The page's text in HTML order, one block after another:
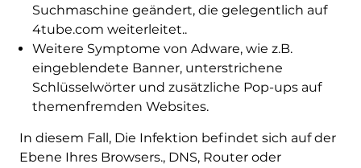
Suchmaschine geändert, die gelegentlich auf
4tube.com weiterleitet..
Weitere Symptome von Adware, wie z.B.
eingeblendete Banner, unterstrichene
Schlüsselwörter und zusätzliche Pop-ups auf
themenfremden Websites.
In diesem Fall, Die Infektion befindet sich auf der
Ebene Ihres Browsers., DNS, Router oder